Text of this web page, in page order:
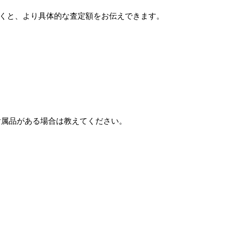
、より具体的な査定額をお伝えできます。
品がある場合は教えてください。